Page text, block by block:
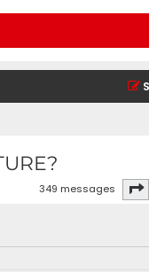
349 messages